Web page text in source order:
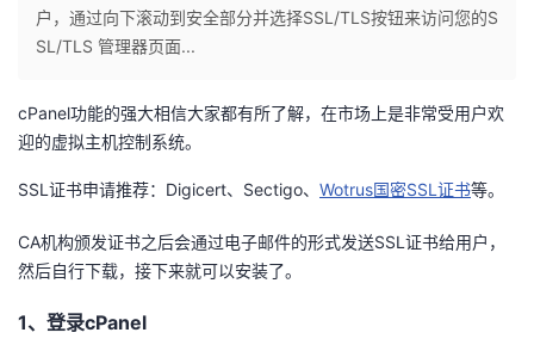
人
页
我
开
发
者
我
的
开
发
我
的
Programs
我
的
户，通过向下滚动到安全部分并选择SSL/TLS按钮来访问您的S
SL/TLS 管理器页面...
cPanel功能的强大相信大家都有所了解，在市场上是非常受用户欢
迎的虚拟主机控制系统。
SSL证书申请推荐：Digicert、Sectigo、 Wotrus国密SSL证书等。
CA机构颁发证书之后会通过电子邮件的形式发送SSL证书给用户，
然后自行下载，接下来就可以安装了。
1、登录cPanel